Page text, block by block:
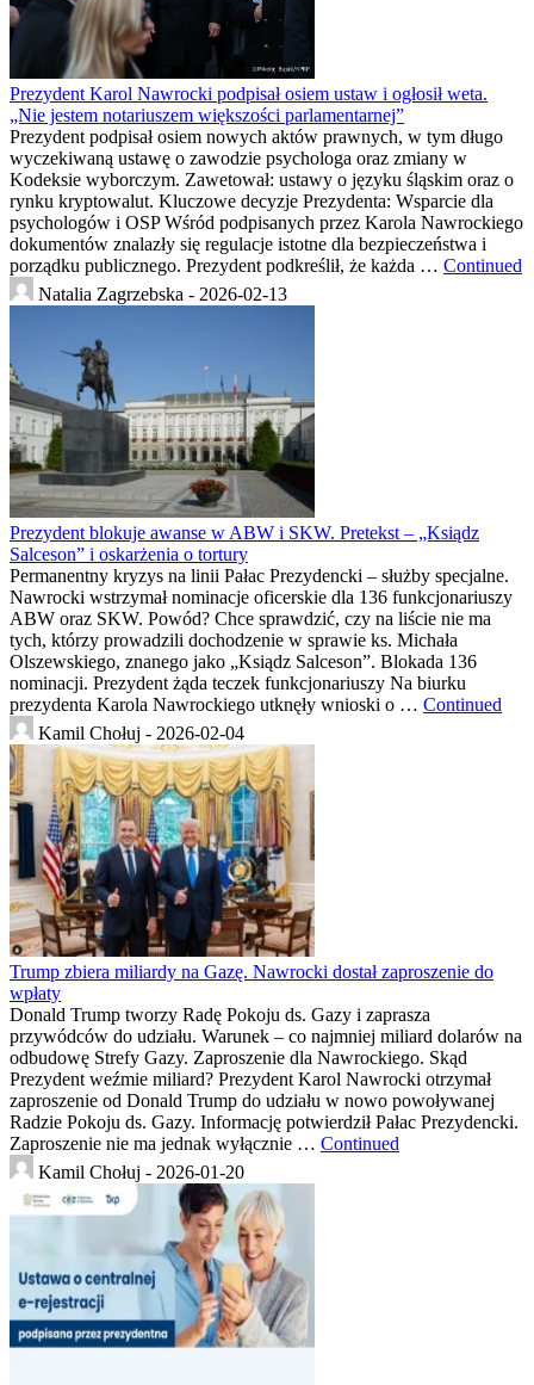
Prezydent Karol Nawrocki podpisał osiem ustaw i ogłosił weta.
„Nie jestem notariuszem większości parlamentarnej”
Prezydent podpisał osiem nowych aktów prawnych, w tym długo
wyczekiwaną ustawę o zawodzie psychologa oraz zmiany w
Kodeksie wyborczym. Zawetował: ustawy o języku śląskim oraz o
rynku kryptowalut. Kluczowe decyzje Prezydenta: Wsparcie dla
psychologów i OSP Wśród podpisanych przez Karola Nawrockiego
dokumentów znalazły się regulacje istotne dla bezpieczeństwa i
porządku publicznego. Prezydent podkreślił, że każda … Continued
Natalia Zagrzebska - 2026-02-13
Prezydent blokuje awanse w ABW i SKW. Pretekst – „Ksiądz
Salceson” i oskarżenia o tortury
Permanentny kryzys na linii Pałac Prezydencki – służby specjalne.
Nawrocki wstrzymał nominacje oficerskie dla 136 funkcjonariuszy
ABW oraz SKW. Powód? Chce sprawdzić, czy na liście nie ma
tych, którzy prowadzili dochodzenie w sprawie ks. Michała
Olszewskiego, znanego jako „Ksiądz Salceson”. Blokada 136
nominacji. Prezydent żąda teczek funkcjonariuszy Na biurku
prezydenta Karola Nawrockiego utknęły wnioski o … Continued
Kamil Chołuj - 2026-02-04
Trump zbiera miliardy na Gazę. Nawrocki dostał zaproszenie do
wpłaty
Donald Trump tworzy Radę Pokoju ds. Gazy i zaprasza
przywódców do udziału. Warunek – co najmniej miliard dolarów na
odbudowę Strefy Gazy. Zaproszenie dla Nawrockiego. Skąd
Prezydent weźmie miliard? Prezydent Karol Nawrocki otrzymał
zaproszenie od Donald Trump do udziału w nowo powoływanej
Radzie Pokoju ds. Gazy. Informację potwierdził Pałac Prezydencki.
Zaproszenie nie ma jednak wyłącznie … Continued
Kamil Chołuj - 2026-01-20